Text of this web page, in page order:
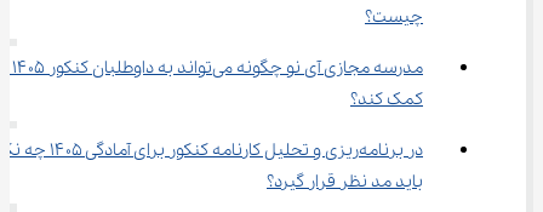
چیست؟
مدرسه مجازی آی نو چگونه می‌تواند به داوطلبان کنکور ۱۴۰۵
کمک کند؟
در برنامه‌ریزی و تحلیل کارنامه کنکور
باید مد نظر قرار گیرد؟